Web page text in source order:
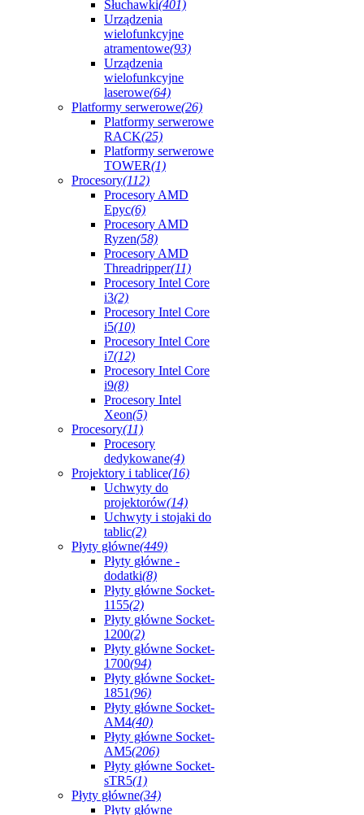
Słuchawki(401)
Urządzenia
wielofunkcyjne
atramentowe(93)
Urządzenia
wielofunkcyjne
laserowe(64)
Platformy serwerowe(26)
Platformy serwerowe
RACK(25)
Platformy serwerowe
TOWER(1)
Procesory(112)
Procesory AMD
Epyc(6)
Procesory AMD
Ryzen(58)
Procesory AMD
Threadripper(11)
Procesory Intel Core
i3(2)
Procesory Intel Core
i5(10)
Procesory Intel Core
i7(12)
Procesory Intel Core
i9(8)
Procesory Intel
Xeon(5)
Procesory(11)
Procesory
dedykowane(4)
Projektory i tablice(16)
Uchwyty do
projektorów(14)
Uchwyty i stojaki do
tablic(2)
Płyty główne(449)
Płyty główne -
dodatki(8)
Płyty główne Socket-
1155(2)
Płyty główne Socket-
1200(2)
Płyty główne Socket-
1700(94)
Płyty główne Socket-
1851(96)
Płyty główne Socket-
AM4(40)
Płyty główne Socket-
AM5(206)
Płyty główne Socket-
sTR5(1)
Płyty główne(34)
Płyty główne